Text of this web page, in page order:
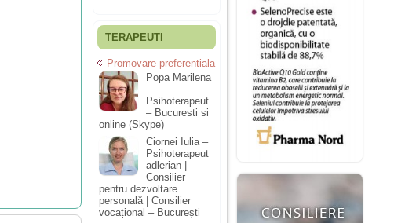
TERAPEUTI
Promovare preferentiala
Popa Marilena
–
Psihoterapeut
– Bucuresti si
online (Skype)
Ciornei Iulia –
Psihoterapeut
adlerian |
Consilier
pentru dezvoltare
personală | Consilier
vocațional – București